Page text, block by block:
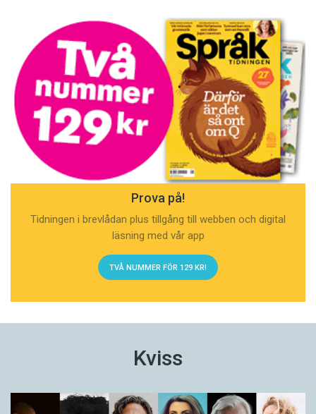
Prova på!
Tidningen i brevlådan plus tillgång till webben och digital
läsning med vår app
TVÅ NUMMER FÖR 129 KR!
Kviss